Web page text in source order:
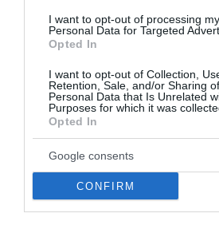
I want to opt-out of processing my
Personal Data for Targeted
Opted In
I want to opt-out of Collection,
Retention, Sale, and/or Sharing
Personal Data that Is Unrelated
Purposes for which it was
Opted In
Google consents
CONFIRM
Voucher για smartphones:
συσκευές, οι δικαιούχοι και
Ένα καινούργιο πρόγραμμα